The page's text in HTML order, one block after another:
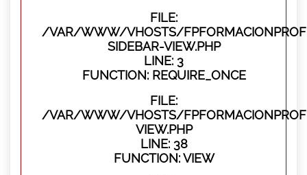
FILE:
/VAR/WWW/VHOSTS/
SIDEBAR-VIEW.PHP
LINE: 3
FUNCTION: REQUIRE_ONCE
FILE:
/VAR/WWW/VHOSTS/
VIEW.PHP
LINE: 38
FUNCTION: VIEW